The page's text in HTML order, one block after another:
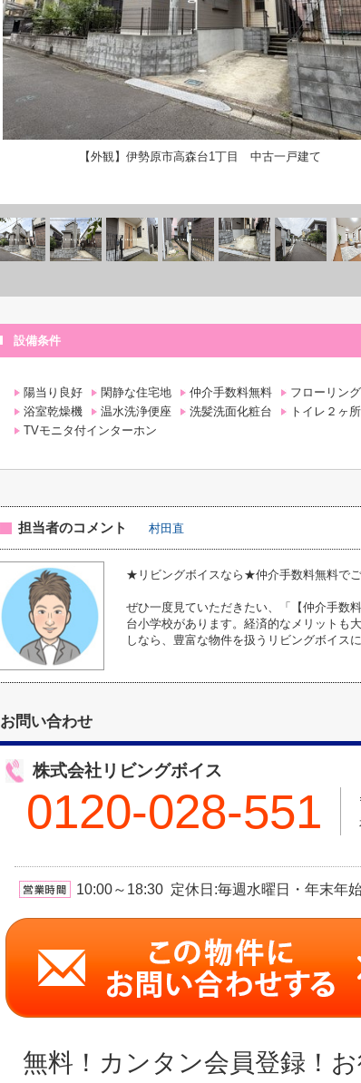
【外観】伊勢原市高森台1丁目 中古一戸建て
設備条件
陽当り良好 閑静な住宅地 仲介手数料無料 フローリング
浴室乾燥機
温水洗浄便座 洗髪洗面化粧台 トイレ２ヶ所
TVモニタ付インターホン
担当者のコメント 村田直
★リビングボイスなら★仲介手数料無料で
ぜひ一度見ていただきたい、「【仲介手数
台小学校があります。経済的なメリットも
しなら、豊富な物件を扱うリビングボイス
お問い合わせ
株式会社リビングボイス
0120-028-551
10:00～18:30 定休日:毎週水曜日・年末年
無料！カンタン会員登録！お